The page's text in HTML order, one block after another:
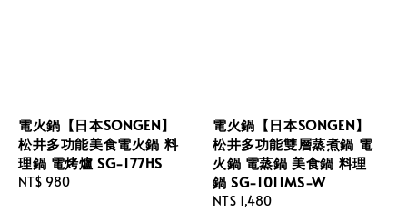
電火鍋【日本SONGEN】
松井多功能美食電火鍋 料
理鍋 電烤爐 SG-177HS
Regular
NT$ 980
電火鍋【日本SONGEN】
松井多功能雙層蒸煮鍋 電
火鍋 電蒸鍋 美食鍋 料理
鍋 SG-1011MS-W
Regular
NT$ 1,480